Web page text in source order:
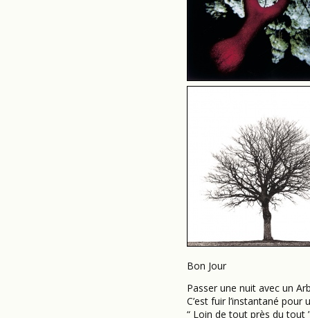
Bon Jour
Passer une nuit avec un
C’est fuir l’instantané pour
“ Loin de tout près du tout